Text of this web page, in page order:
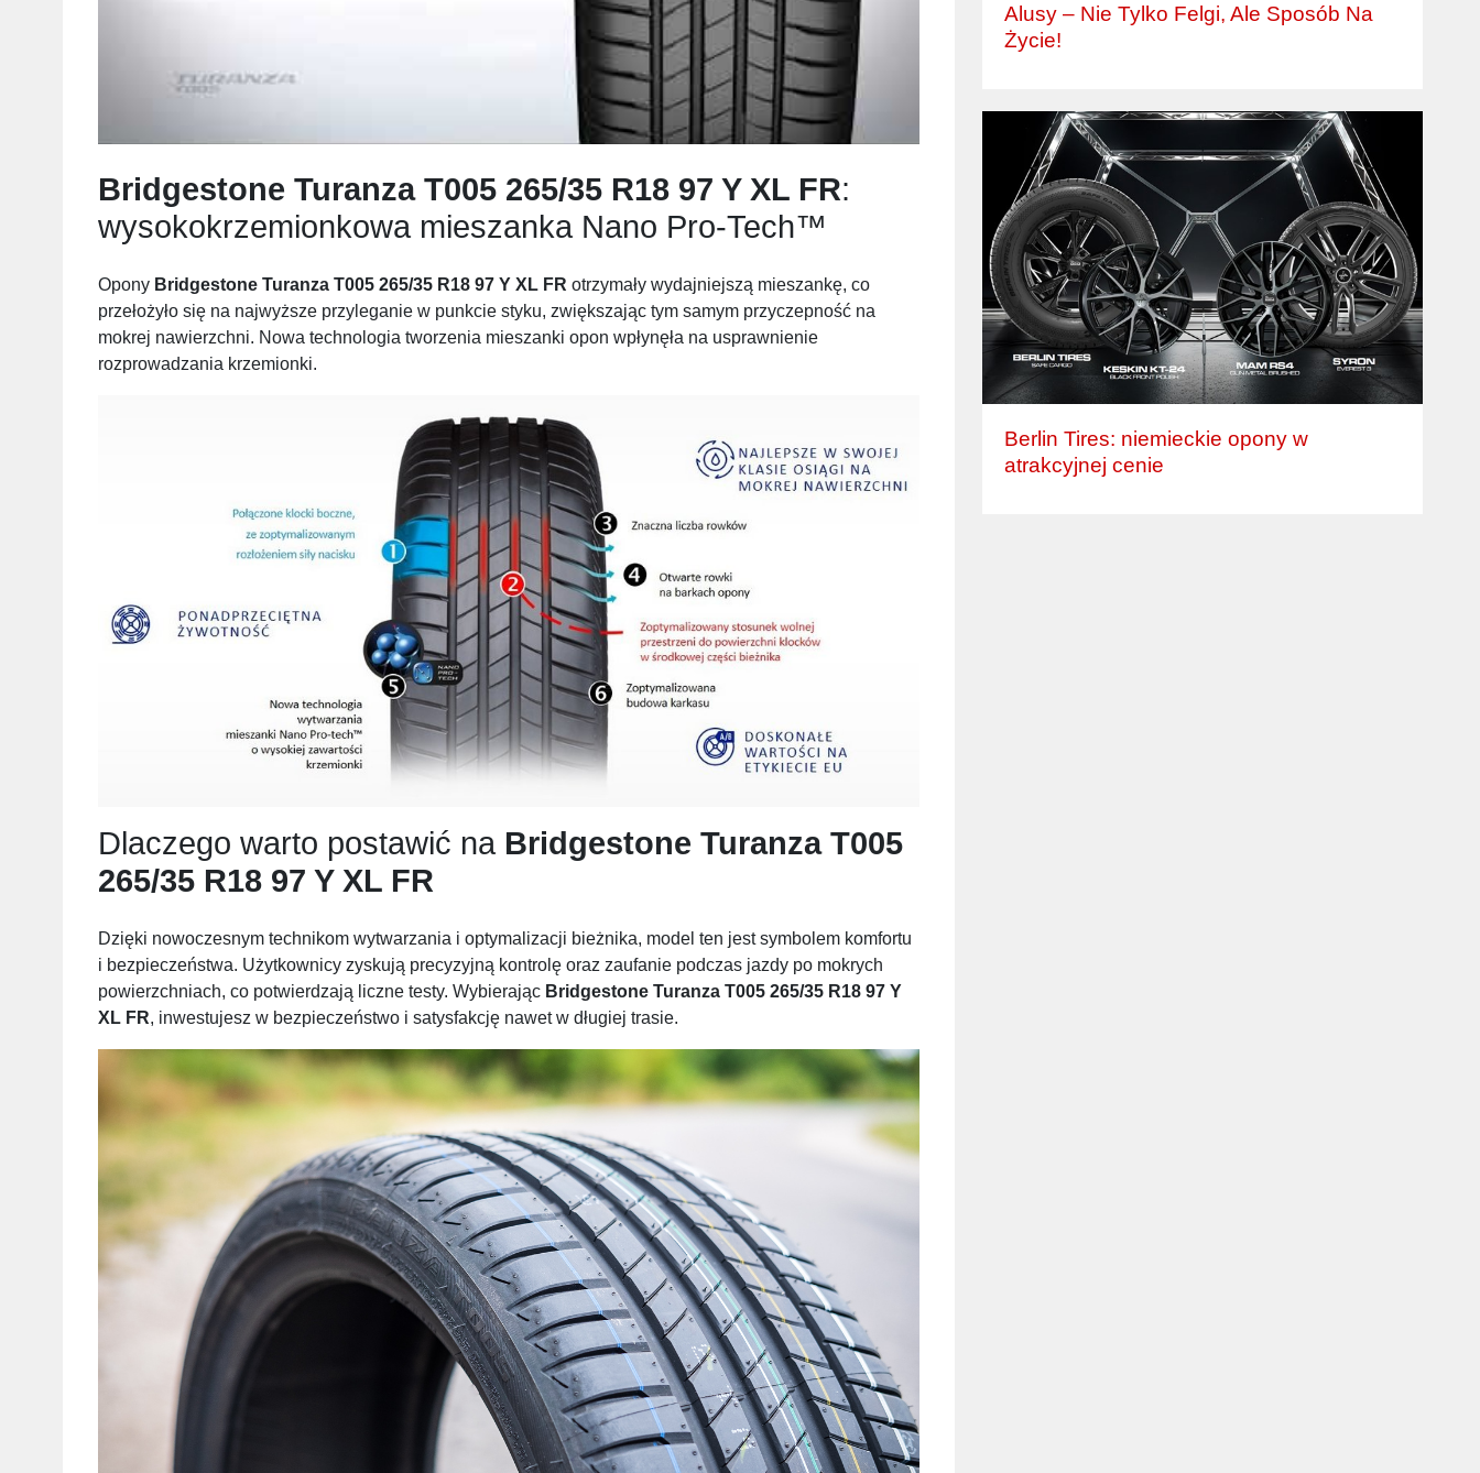
Bridgestone Turanza T005 265/35 R18 97 Y XL FR:
wysokokrzemionkowa mieszanka Nano Pro-Tech™
Opony Bridgestone Turanza T005 265/35 R18 97 Y XL FR otrzymały wydajniejszą mieszankę, co
przełożyło się na najwyższe przyleganie w punkcie styku, zwiększając tym samym przyczepność na
mokrej nawierzchni. Nowa technologia tworzenia mieszanki opon wpłynęła na usprawnienie
rozprowadzania krzemionki.
Dlaczego warto postawić na Bridgestone Turanza T005
265/35 R18 97 Y XL FR
Dzięki nowoczesnym technikom wytwarzania i optymalizacji bieżnika, model ten jest symbolem komfortu
i bezpieczeństwa. Użytkownicy zyskują precyzyjną kontrolę oraz zaufanie podczas jazdy po mokrych
powierzchniach, co potwierdzają liczne testy. Wybierając Bridgestone Turanza T005 265/35 R18 97 Y
XL FR, inwestujesz w bezpieczeństwo i satysfakcję nawet w długiej trasie.
Alusy – Nie Tylko Felgi, Ale Sposób Na
Życie!
Berlin Tires: niemieckie opony w
atrakcyjnej cenie